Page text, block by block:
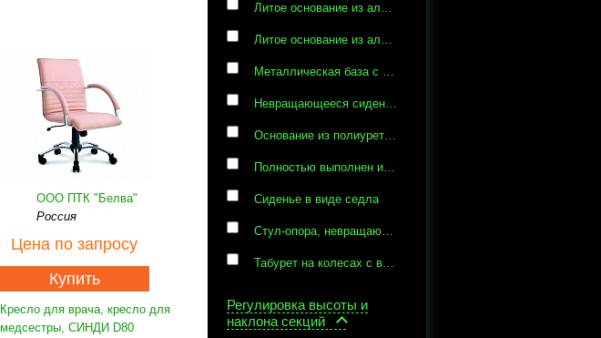
ООО ПТК "Белва"
Россия
Цена по запросу
Купить
Кресло для врача, кресло для
медсестры, СИНДИ D80
Литое основание из аллюминиевого сплава
Литое основание из аллюминиевого сплава, С регулируемой опорой для ног
Металлическая база с защитным пластиком
Невращающееся сиденье
Основание из полиуретана
Полностью выполнен из букового шпона
Сиденье в виде седла
Стул-опора, невращающееся сиденье
Табурет на колесах с вращающимся сиденьем
Регулировка высоты и
наклона секций